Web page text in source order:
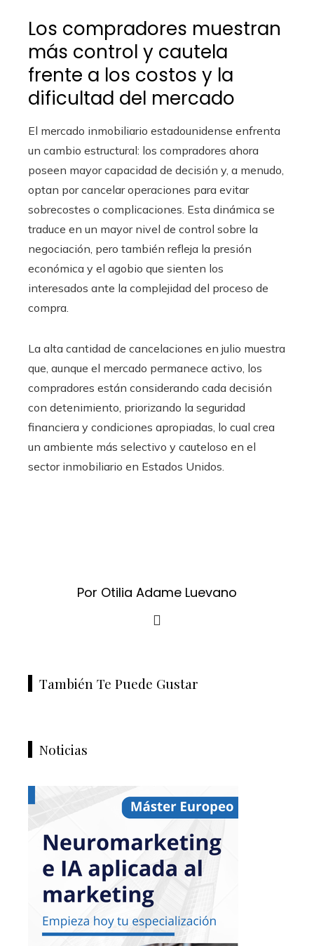
Los compradores muestran
más control y cautela
frente a los costos y la
dificultad del mercado
El mercado inmobiliario estadounidense enfrenta
un cambio estructural: los compradores ahora
poseen mayor capacidad de decisión y, a menudo,
optan por cancelar operaciones para evitar
sobrecostes o complicaciones. Esta dinámica se
traduce en un mayor nivel de control sobre la
negociación, pero también refleja la presión
económica y el agobio que sienten los
interesados ante la complejidad del proceso de
compra.
La alta cantidad de cancelaciones en julio muestra
que, aunque el mercado permanece activo, los
compradores están considerando cada decisión
con detenimiento, priorizando la seguridad
financiera y condiciones apropiadas, lo cual crea
un ambiente más selectivo y cauteloso en el
sector inmobiliario en Estados Unidos.
Por Otilia Adame Luevano
También Te Puede Gustar
Noticias